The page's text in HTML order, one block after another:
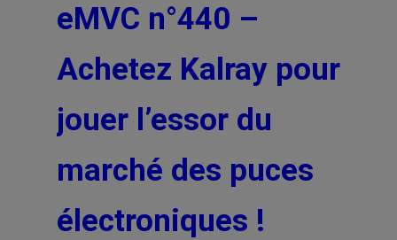
eMVC n°440 –
Achetez Kalray pour
jouer l’essor du
marché des puces
électroniques !